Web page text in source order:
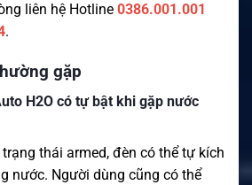
liên hệ Hotline 0386.001.001
.
gặp
H2O có tự bật khi gặp nước
thái armed, đèn có thể tự kích
nước. Người dùng cũng có thể